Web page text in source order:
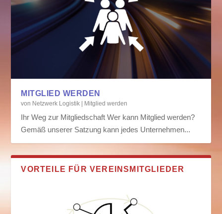
MITGLIED WERDEN
von Netzwerk Logistik | Mitglied werden
Ihr Weg zur Mitgliedschaft Wer kann Mitglied werden?
Gemäß unserer Satzung kann jedes Unternehmen...
VORTEILE FÜR VEREINSMITGLIEDER